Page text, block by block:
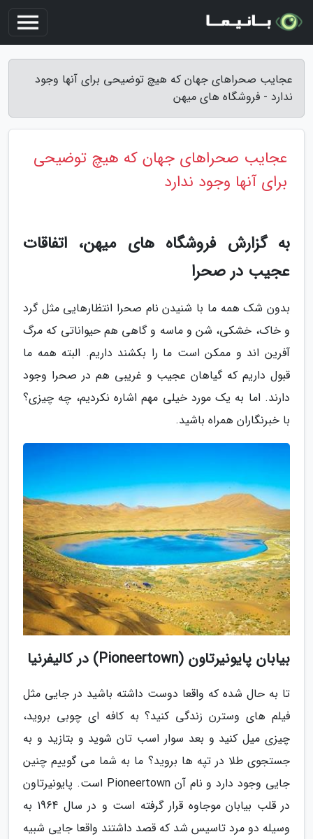
عجایب صحراهای جهان که هیچ توضیحی برای آنها وجود
ندارد - فروشگاه های میهن
عجایب صحراهای جهان که هیچ توضیحی
برای آنها وجود ندارد
به گزارش فروشگاه های میهن، اتفاقات
عجیب در صحرا
بدون شک همه ما با شنیدن نام صحرا انتظارهایی مثل گرد
و خاک، خشکی، شن و ماسه و گاهی هم حیواناتی که مرگ
آفرین اند و ممکن است ما را بکشند داریم. البته همه ما
قبول داریم که گیاهان عجیب و غریبی هم در صحرا وجود
دارند. اما به یک مورد خیلی مهم اشاره نکردیم، چه چیزی؟
با خبرنگاران همراه باشید.
بیابان پایونیرتاون (Pioneertown) در کالیفرنیا
تا به حال شده که واقعا دوست داشته باشید در جایی مثل
فیلم های وسترن زندگی کنید؟ به کافه ای چوبی بروید،
چیزی میل کنید و بعد سوار اسب تان شوید و بتازید و به
جستجوی طلا در تپه ها بروید؟ ما به شما می گوییم چنین
جایی وجود دارد و نام آن Pioneertown است. پایونیرتاون
در قلب بیابان موجاوه قرار گرفته است و در سال 1964 به
وسیله دو مرد تاسیس شد که قصد داشتند واقعا جایی شبیه